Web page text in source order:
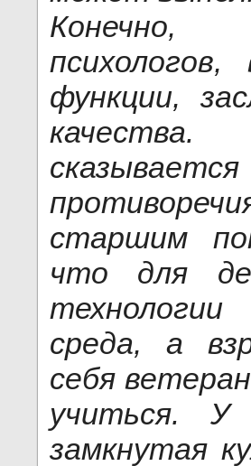
Конечно,
функции,
старшим
что для
среда, а
себя
учиться. У
замкнутая